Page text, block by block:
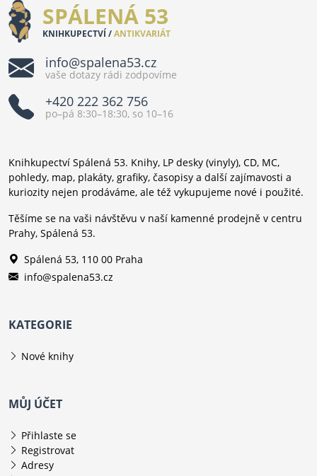
SPÁLENÁ 53
KNIHKUPECTVÍ /ANTIKVARIÁT
info@spalena53.cz
vaše dotazy rádi zodpovíme
+420 222 362 756
po–pá 8:30–18:30, so 10–16
Knihkupectví Spálená 53. Knihy, LP desky (vinyly), CD, MC,
pohledy, map, plakáty, grafiky, časopisy a další zajímavosti a
kuriozity nejen prodáváme, ale též vykupujeme nové i použité.
Těšíme se na vaši návštěvu v naší kamenné prodejně v centru
Prahy, Spálená 53.
Spálená 53, 110 00 Praha
info@spalena53.cz
KATEGORIE
Nové knihy
MŮJ ÚČET
Přihlaste se
Registrovat
Adresy